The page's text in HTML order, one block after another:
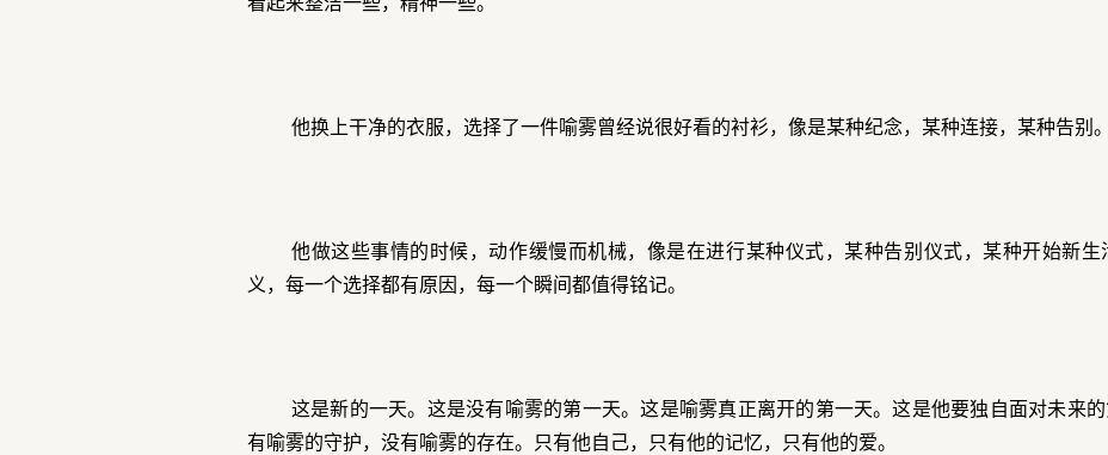
他换上干净的衣服，选择了一件喻雾曾经说很好看的衬衫，像是某种纪念，某种连接，某种告别。
他做这些事情的时候，动作缓慢而机械，像是在进行某种仪式，某种告别仪式，某种开始新
义，每一个选择都有原因，每一个瞬间都值得铭记。
这是新的一天。这是没有喻雾的第一天。这是喻雾真正离开的第一天。这是他要独自面对未来
有喻雾的守护，没有喻雾的存在。只有他自己，只有他的记忆，只有他的爱。